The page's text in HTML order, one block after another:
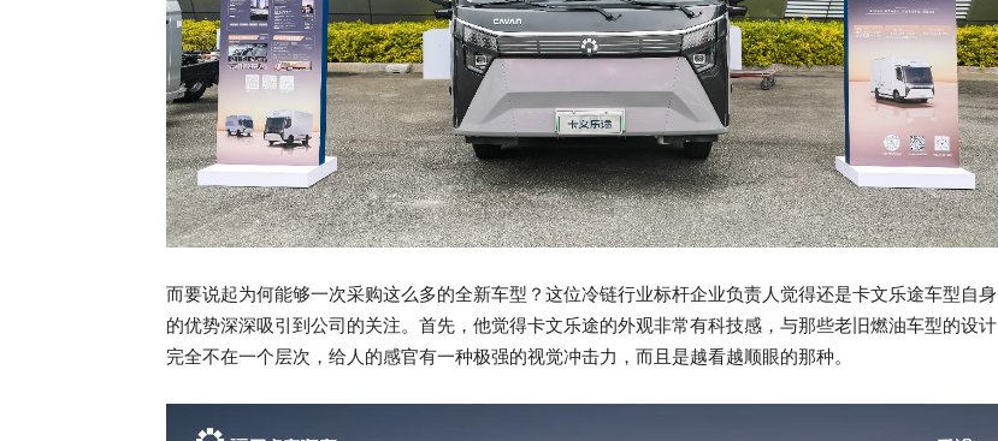
而要说起为何能够一次采购这么多的全新车型？这位冷链行业标杆企业负责人觉得还是卡文乐途车型自身
的优势深深吸引到公司的关注。首先，他觉得卡文乐途的外观非常有科技感，与那些老旧燃油车型的设计
完全不在一个层次，给人的感官有一种极强的视觉冲击力，而且是越看越顺眼的那种。